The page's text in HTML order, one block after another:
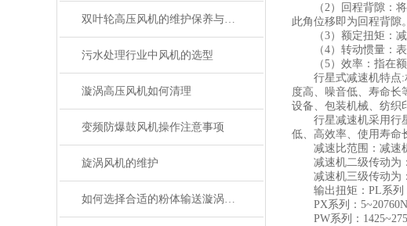
双叶轮高压风机的维护保养与故障排除
污水处理行业中风机的选型
漩涡高压风机如何清理
变频防爆鼓风机操作注意事项
旋涡风机的维护
如何选择合适的粉体输送漩涡高压风机
（2）回程背隙：将
此角位移即为回程背隙。
（3）额定扭矩：减
（4）转动惯量：表
（5）效率：指在额
行星式减速机特点:相
度高、噪音低、寿命长
设备、包装机械、纺织
行星减速机采用行星
低、高效率、使用寿命
减速比范围：减速机
减速机二级传动为：
减速机三级传动为：
输出扭矩：PL系列
PX系列：
PW系列：